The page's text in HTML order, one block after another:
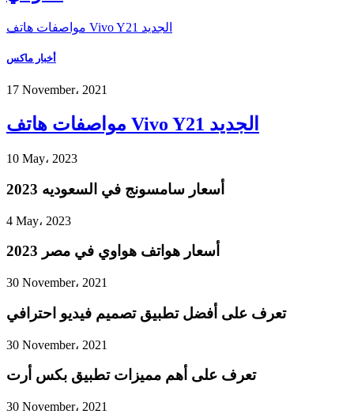
مواصفات هاتف Vivo Y21 الجديد
أخبار ماكس
17 November، 2021
مواصفات هاتف Vivo Y21 الجديد
10 May، 2023
أسعار سامسونج في السعوديه 2023
4 May، 2023
أسعار هواتف هواوي في مصر 2023
30 November، 2021
تعرف على أفضل تطبيق تصميم فيديو احترافي
30 November، 2021
تعرف على أهم مميزات تطبيق بكس أرت
30 November، 2021